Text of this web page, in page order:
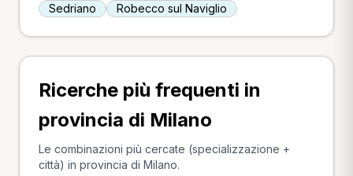
Sedriano
Robecco sul Naviglio
Ricerche più frequenti in
provincia di Milano
Le combinazioni più cercate (specializzazione +
città) in provincia di Milano.